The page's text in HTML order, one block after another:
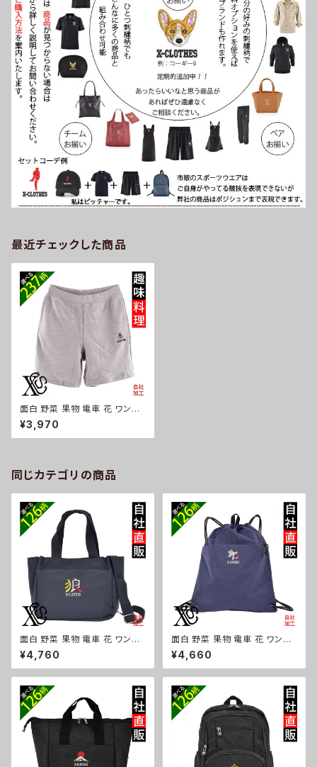
最近チェックした商品
面白 野菜 果物 電車 花 ワンポ
イント 刺繍 オリジナル 8.4オン
ス ライト パンツ スウェット ハー
フパンツ メンズ ショートパンツ
¥3,970
同じカテゴリの商品
面白 野菜 果物 電車 花 ワンポ
イント 刺繍トート ショルダーバ
ッグ カジュアル 軽量 レディース
メンズ 雑貨 グッズ 自社ブランド
鳥獣戯画 富士山 パチンコ ori-
a-bg181-b09-s
¥4,760
面白 野菜 果物 電車 花 ワンポ
イント 刺繍撥水 ナイロン ナップ
サック メンズ 大容量 ジム サブ
バッグ レディース 雑貨 グッズ
ーメン 餃子 鳥獣戯画 富士山 パ
チンコ ori-a-bg180-b09-s
¥4,660